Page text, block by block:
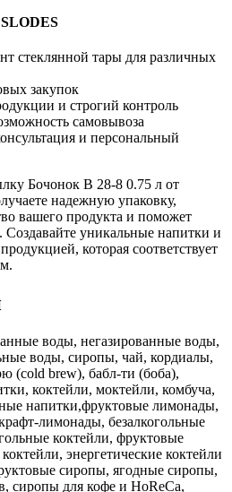
стеклянной тары для различных
закупок
и строгий контроль
самовывоза
и персональный
Бочонок В 28-8 0.75 л от
надежную упаковку,
вашего продукта и поможет
уникальные напитки и
которая соответствует
воды, негазированные воды,
воды, сиропы, чай, кордиалы,
(cold brew), бабл-ти (боба),
коктейли, моктейли, комбуча,
напитки,фруктовые лимонады,
лимонады, безалкогольные
коктейли, фруктовые
энергетические коктейли
сиропы, ягодные сиропы,
сиропы для кофе и HoReCa,